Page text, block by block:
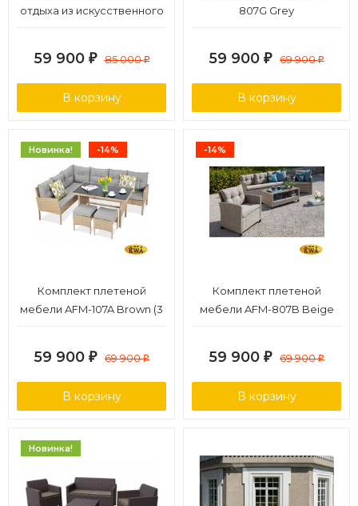
отдыха из искусственного
59 900 ₽ 85 000₽
В корзину
807G Grey
59 900 ₽ 69 900₽
В корзину
Новинка! -14%
Комплект плетеной
мебели AFM-107A Brown (3
59 900 ₽ 69 900₽
В корзину
-14%
Комплект плетеной
мебели AFM-807B Beige
59 900 ₽ 69 900₽
В корзину
Новинка!